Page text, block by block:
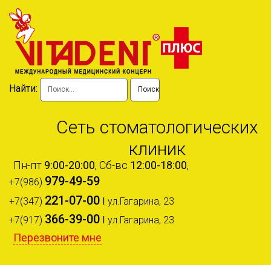
Найти:
Сеть стоматологических
клиник
Пн-пт 9:00-20:00, Сб-вс 12:00-18:00,
+7(986) 979-49-59
+7(347) 221-07-00 I ул.Гагарина, 23
+7(917) 366-39-00 I ул.Гагарина, 23
Перезвоните мне